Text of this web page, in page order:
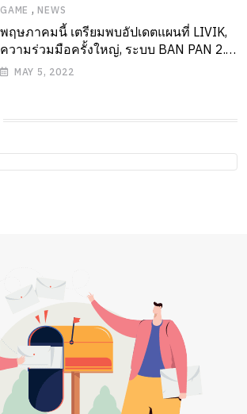
GAME ,NEWS
พฤษภาคมนี้ เตรียมพบอัปเดตแผนที่ LIVIK,
ความร่วมมือครั้งใหญ่, ระบบ BAN PAN 2.0
และเนื้อหาใหม่อีกเพียบใน PUBG MOBILE
MAY 5, 2022